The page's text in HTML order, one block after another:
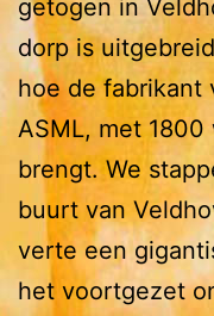
getogen in
dorp is
hoe de fabrikant
ASML, met
brengt. We
buurt van
verte een
het voortgezet